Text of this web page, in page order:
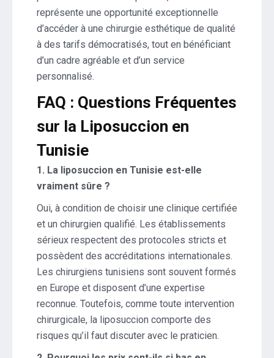
représente une opportunité exceptionnelle
d’accéder à une chirurgie esthétique de qualité
à des tarifs démocratisés, tout en bénéficiant
d’un cadre agréable et d’un service
personnalisé.
FAQ : Questions Fréquentes
sur la Liposuccion en
Tunisie
1. La liposuccion en Tunisie est-elle
vraiment sûre ?
Oui, à condition de choisir une clinique certifiée
et un chirurgien qualifié. Les établissements
sérieux respectent des protocoles stricts et
possèdent des accréditations internationales.
Les chirurgiens tunisiens sont souvent formés
en Europe et disposent d’une expertise
reconnue. Toutefois, comme toute intervention
chirurgicale, la liposuccion comporte des
risques qu’il faut discuter avec le praticien.